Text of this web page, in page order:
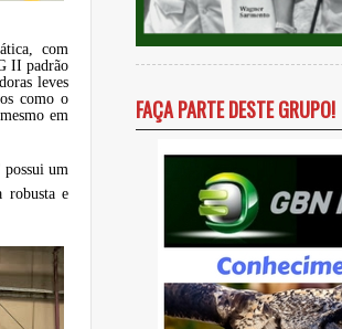
com
II padrão
leves
como o
em
um
robusta e
FAÇA PARTE DESTE GRUPO!